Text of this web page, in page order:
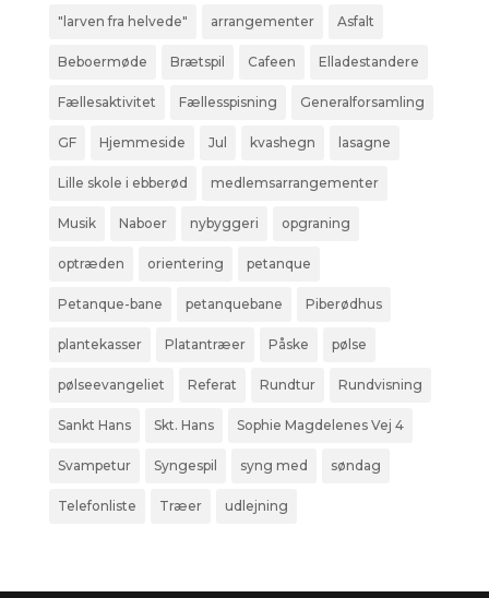
"larven fra helvede" arrangementer Asfalt
Beboermøde Brætspil Cafeen Elladestandere
Fællesaktivitet Fællesspisning Generalforsamling
GF Hjemmeside Jul kvashegn lasagne
Lille skole i ebberød medlemsarrangementer
Musik Naboer nybyggeri opgraning
optræden orientering petanque
Petanque-bane petanquebane Piberødhus
plantekasser Platantræer Påske pølse
pølseevangeliet Referat Rundtur Rundvisning
Sankt Hans Skt. Hans Sophie Magdelenes Vej 4
Svampetur Syngespil syng med søndag
Telefonliste Træer udlejning